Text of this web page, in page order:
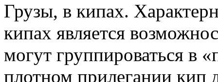
Грузы, в кипах.
кипах является
могут группироваться в
плотном прилегании кип